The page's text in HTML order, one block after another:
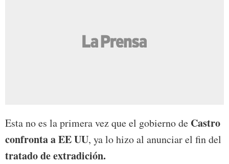
Esta no es la primera vez que el gobierno de Castro
confronta a EE UU, ya lo hizo al anunciar el fin del
tratado de extradición.